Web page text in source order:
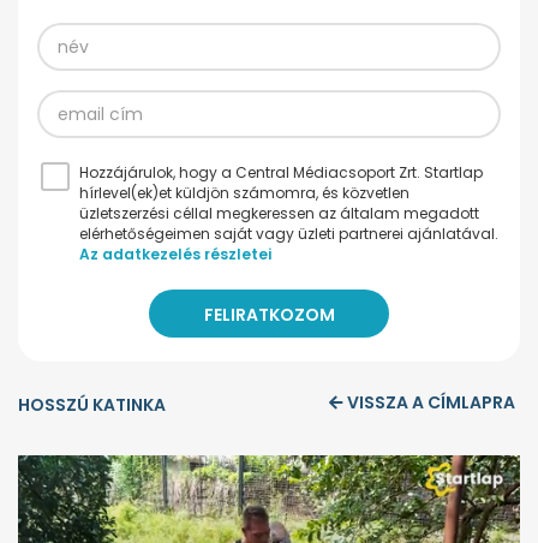
Hozzájárulok, hogy a Central Médiacsoport Zrt. Startlap
hírlevel(ek)et küldjön számomra, és közvetlen
üzletszerzési céllal megkeressen az általam megadott
elérhetőségeimen saját vagy üzleti partnerei ajánlatával.
Az adatkezelés részletei
HOSSZÚ KATINKA VISSZA A CÍMLAPRA